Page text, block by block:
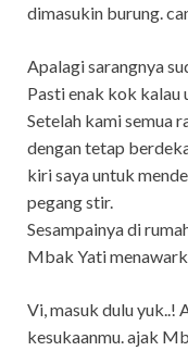
dimasukin burung.
Apalagi sarangnya
Pasti enak kok kalau
Setelah kami semua
dengan tetap
kiri saya untuk
pegang stir.
Sesampainya di
Mbak Yati
Vi, masuk dulu yuk..!
kesukaanmu. ajak